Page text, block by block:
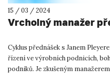
15 / 03 / 2024
Vrcholný manažer
Cyklus přednášek s Janem
řízení ve výrobních podnicích,
podniků. Je zkušeným